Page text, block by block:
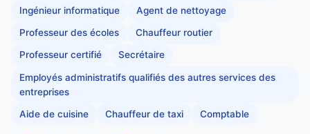
Ingénieur informatique Agent de nettoyage
Professeur des écoles Chauffeur routier
Professeur certifié Secrétaire
Employés administratifs qualifiés des autres services des
entreprises
Aide de cuisine Chauffeur de taxi Comptable